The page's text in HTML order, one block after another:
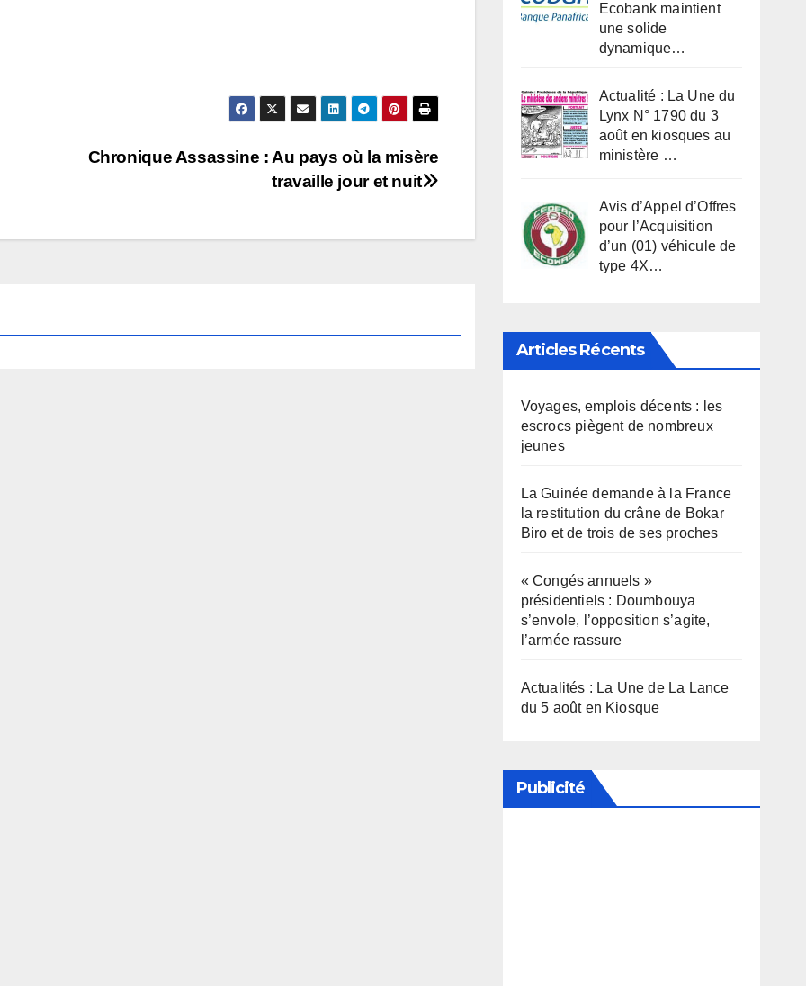
Chronique Assassine : Au pays où la misère
travaille jour et nuit
Ecobank maintient
une solide
dynamique…
Actualité : La Une du
Lynx N° 1790 du 3
août en kiosques au
ministère …
Avis d’Appel d’Offres
pour l’Acquisition
d’un (01) véhicule de
type 4X…
Articles Récents
Voyages, emplois décents : les
escrocs piègent de nombreux
jeunes
La Guinée demande à la France
la restitution du crâne de Bokar
Biro et de trois de ses proches
« Congés annuels »
présidentiels : Doumbouya
s’envole, l’opposition s’agite,
l’armée rassure
Actualités : La Une de La Lance
du 5 août en Kiosque
Publicité